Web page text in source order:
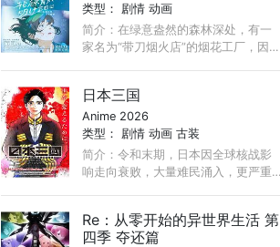
类型： 剧情 动画
简介：在绿意盎然的森林深处，有一
家名为“带刀烟火店”的烟花工厂，因小
代替失踪的父亲，专注于制作被称
为“幻之烟花”的＜守破离＞，希望将其
完成。 ...
日本三国
Anime 2026
类型： 剧情 动画 古装
简介：令和末期，日本因全球核战影
响走向衰败，大量难民涌入，更严重
人口锐减至原来的十分之一以下， ...
Re：从零开始的异世界生活 第
四季 夺还篇